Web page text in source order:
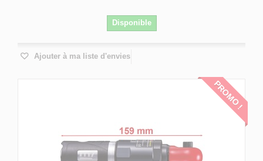
Disponible
Ajouter à ma liste d'envies
PROMO !